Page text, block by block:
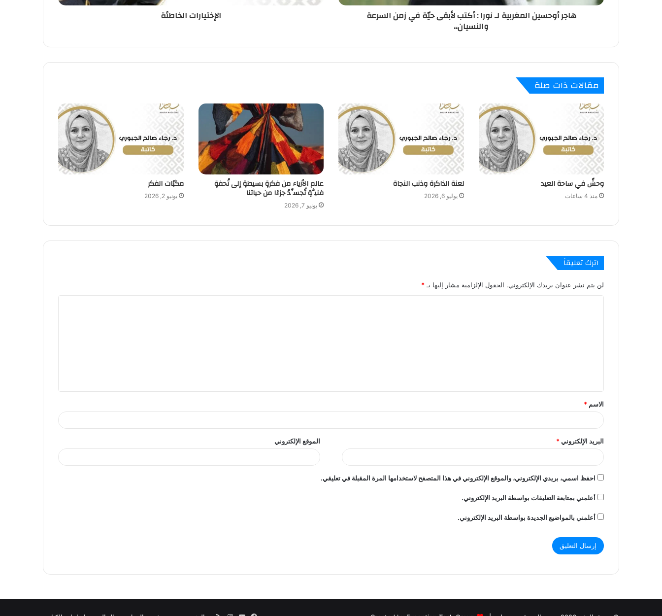
هاجر أوحسين المغربية لـ نورا : أكتب لأبقى حيّة في زمن السرعة
والنسيان،،
الإختيارات الخاطئة
مقالات ذات صلة
وحشٌ في ساحة العيد
منذ 4 ساعات
لعنة الذاكرة وذنب النجاة
يوليو 6, 2026
عالم الأزياء من فكرةٍ بسيطةٍ إلى تُحفةٍ
فنيَّةٍ تُجسِّدُ جزءًا من حياتنا
يونيو 7, 2026
مكبّات الفكر
يونيو 2, 2026
اترك تعليقاً
لن يتم نشر عنوان بريدك الإلكتروني. الحقول الإلزامية مشار إليها بـ *
ق
*
الاسم *
البريد الإلكتروني* الموقع الإلكتروني
احفظ اسمي، بريدي الإلكتروني، والموقع الإلكتروني في هذا المتصفح لاستخدامها المرة المقبلة في تعليقي.
أعلمني بمتابعة التعليقات بواسطة البريد الإلكتروني.
أعلمني بالمواضيع الجديدة بواسطة البريد الإلكتروني.